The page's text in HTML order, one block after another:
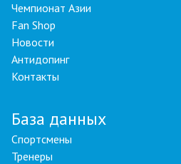
Чемпионат Азии
Fan Shop
Новости
Антидопинг
Контакты
База данных
Спортсмены
Тренеры